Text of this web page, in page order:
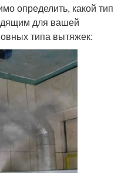
определить, какой тип
для вашей
типа вытяжек: